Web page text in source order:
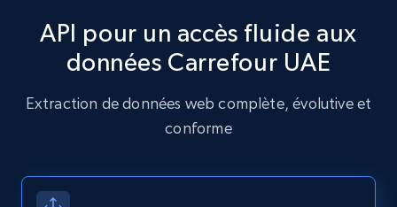
IsListingClaimedByCurrentSignedInUser,
IsCurrentSignedInAgentResponsible, Bedrooms,
and more.
12K+ 1.3K+ Essai gratuit
Zillow properties listing information -
API pour un accès fluide aux
données Carrefour UAE
Extraction de données web complète, évolutive et
conforme